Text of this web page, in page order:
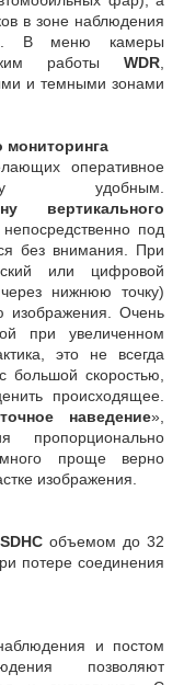
в зоне наблюдения
В меню камеры
работы WDR
и темными зонами
мониторинга
оперативное
удобным.
вертикального
под
без внимания. При
или цифровой
нижнюю точку)
изображения. Очень
при увеличенном
это не всегда
скоростью,
происходящее.
точное наведение»,
пропорционально
проще верно
изображения.
объемом до 32
потере соединения
и постом
позволяют